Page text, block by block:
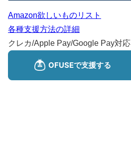
Amazon欲しいものリスト
各種支援方法の詳細
クレカ/Apple Pay/Google Pay対応